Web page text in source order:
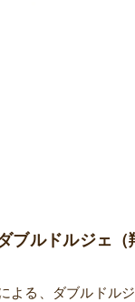
ブルドルジェ
よる、ダブルドル